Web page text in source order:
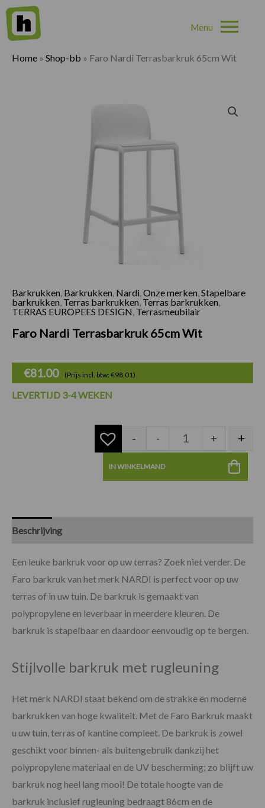
Home » Shop-bb » Faro Nardi Terrasbarkruk 65cm Wit
Barkrukken Barkrukken Nardi Onze merken Stapelbare
barkrukken Terras barkrukken Terras barkrukken
TERRAS EUROPEES DESIGN Terrasmeubilair
Faro Nardi Terrasbarkruk 65cm Wit
€81.00 (Prijs incl. btw: €98,01)
LEVERTIJD 3-4 WEKEN
Faro Nardi
- - + +
IN WINKELMAND
Beschrijving
Een leuke barkruk voor op uw terras? Zoek niet verder. De
Faro barkruk van het merk NARDI is perfect voor op uw
terras of in uw tuin. De barkruk is gemaakt van
polypropylene en leverbaar in meerdere kleuren. De
barkruk is stapelbaar en daardoor eenvoudig op te bergen.
Stijlvolle barkruk met rugleuning
Het merk NARDI staat bekend om de strakke en moderne
barkrukken van hoge kwaliteit. Met de Faro Barkruk maakt
u uw tuin, terras of kantine compleet. De barkruk is zowel
geschikt voor binnen- als buitengebruik dankzij het
polypropylene materiaal en de UV bescherming; zo blijft uw
barkruk nog heel lang mooi! De totale hoogte van de
barkruk inclusief rugleuning bedraagt 86cm en de